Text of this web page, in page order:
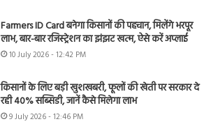
Farmers ID Card बनेगा किसानों की पहचान, मिलेंगे भरपूर
लाभ, बार-बार रजिस्ट्रेशन का झंझट खत्म, ऐसे करें अप्लाई
10 July 2026 - 12:42 PM
किसानों के लिए बड़ी खुशखबरी, फूलों की खेती पर सरकार दे
रही 40% सब्सिडी, जानें कैसे मिलेगा लाभ
9 July 2026 - 12:46 PM